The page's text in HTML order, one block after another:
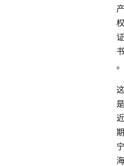
产
权
证
书
。
这
是
近
期
宁
海